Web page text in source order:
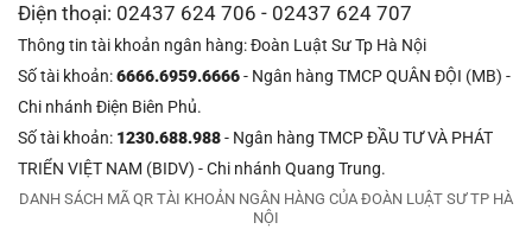
Điện thoại: 02437 624 706 - 02437 624 707
Thông tin tài khoản ngân hàng: Đoàn Luật Sư Tp Hà Nội
Số tài khoản:6666.6959.6666- Ngân hàng TMCP QUÂN ĐỘI (MB) -
Chi nhánh Điện Biên Phủ.
Số tài khoản: 1230.688.988- Ngân hàng TMCP ĐẦU TƯ VÀ PHÁT
TRIỂN VIỆT NAM (BIDV) - Chi nhánh Quang Trung.
DANH SÁCH MÃ QR TÀI KHOẢN NGÂN HÀNG CỦA ĐOÀN LUẬT SƯ TP HÀ
NỘI